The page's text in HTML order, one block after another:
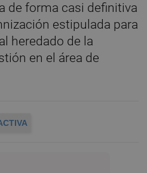
de forma casi definitiva
estipulada para
heredado de la
en el área de